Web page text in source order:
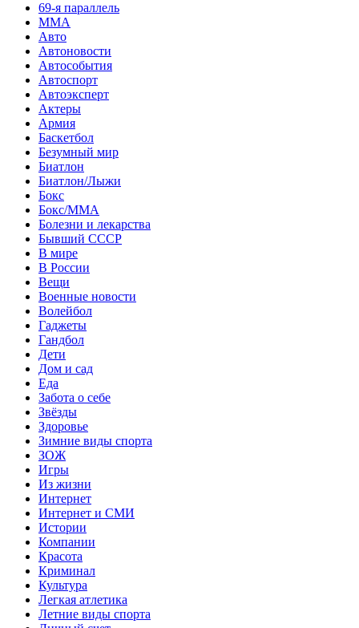
69-я параллель
MMA
Авто
Автоновости
Автособытия
Автоспорт
Автоэксперт
Актеры
Армия
Баскетбол
Безумный мир
Биатлон
Биатлон/Лыжи
Бокс
Бокс/MMA
Болезни и лекарства
Бывший СССР
В мире
В России
Вещи
Военные новости
Волейбол
Гаджеты
Гандбол
Дети
Дом и сад
Еда
Забота о себе
Звёзды
Здоровье
Зимние виды спорта
ЗОЖ
Игры
Из жизни
Интернет
Интернет и СМИ
Истории
Компании
Красота
Криминал
Культура
Легкая атлетика
Летние виды спорта